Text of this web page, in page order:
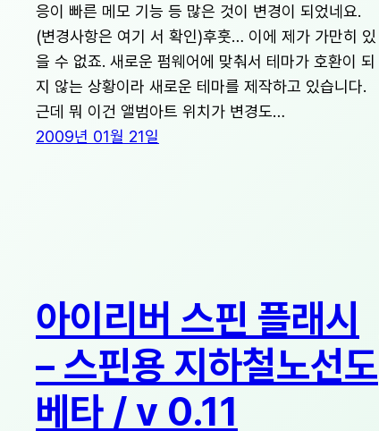
응이 빠른 메모 기능 등 많은 것이 변경이 되었네요.
(변경사항은 여기 서 확인)후훗… 이에 제가 가만히 있
을 수 없죠. 새로운 펌웨어에 맞춰서 테마가 호환이 되
지 않는 상황이라 새로운 테마를 제작하고 있습니다.
근데 뭐 이건 앨범아트 위치가 변경도…
2009년 01월 21일
아이리버 스핀 플래시
– 스핀용 지하철노선도
베타 / v 0.11